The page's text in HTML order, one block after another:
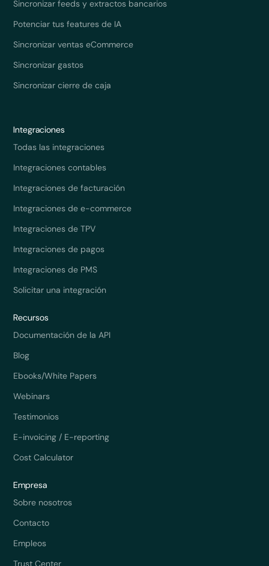
Sincronizar feeds y extractos bancarios
Potenciar tus features de IA
Sincronizar ventas eCommerce
Sincronizar gastos
Sincronizar cierre de caja
Integraciones
Todas las integraciones
Integraciones contables
Integraciones de facturación
Integraciones de e-commerce
Integraciones de TPV
Integraciones de pagos
Integraciones de PMS
Solicitar una integración
Recursos
Documentación de la API
Blog
Ebooks/White Papers
Webinars
Testimonios
E-invoicing / E-reporting
Cost Calculator
Empresa
Sobre nosotros
Contacto
Empleos
Trust Center